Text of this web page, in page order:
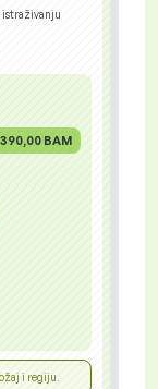
istraživanju
390,00 BAM
i regiju.